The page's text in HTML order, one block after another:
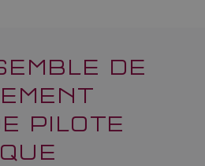
DE
PILOTE